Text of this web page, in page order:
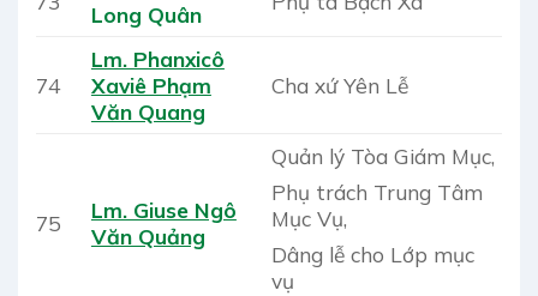
Long Quân
74
Lm. Phanxicô
Xaviê Phạm
Văn Quang
Cha xứ Yên Lễ
75
Lm. Giuse Ngô
Văn Quảng
Quản lý Tòa Giám Mục,
Phụ trách Trung Tâm
Mục Vụ,
Dâng lễ cho Lớp mục
vụ